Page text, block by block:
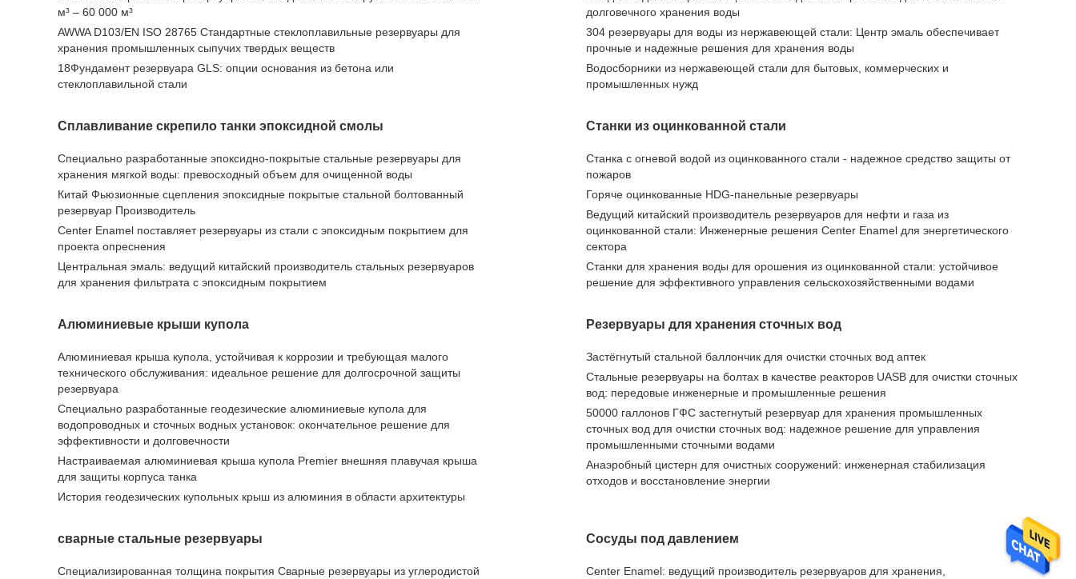
м³ – 60 000 м³
AWWA D103/EN ISO 28765 Стандартные стеклоплавильные резервуары для
хранения промышленных сыпучих твердых веществ
18Фундамент резервуара GLS: опции основания из бетона или
стеклоплавильной стали
долговечного хранения воды
304 резервуары для воды из нержавеющей стали: Центр эмаль обеспечивает
прочные и надежные решения для хранения воды
Водосборники из нержавеющей стали для бытовых, коммерческих и
промышленных нужд
Сплавливание скрепило танки эпоксидной смолы
Специально разработанные эпоксидно-покрытые стальные резервуары для
хранения мягкой воды: превосходный объем для очищенной воды
Китай Фьюзионные сцепления эпоксидные покрытые стальной болтованный
резервуар Производитель
Center Enamel поставляет резервуары из стали с эпоксидным покрытием для
проекта опреснения
Центральная эмаль: ведущий китайский производитель стальных резервуаров
для хранения фильтрата с эпоксидным покрытием
Станки из оцинкованной стали
Станка с огневой водой из оцинкованного стали - надежное средство защиты от
пожаров
Горяче оцинкованные HDG-панельные резервуары
Ведущий китайский производитель резервуаров для нефти и газа из
оцинкованной стали: Инженерные решения Center Enamel для энергетического
сектора
Станки для хранения воды для орошения из оцинкованной стали: устойчивое
решение для эффективного управления сельскохозяйственными водами
Алюминиевые крыши купола
Алюминиевая крыша купола, устойчивая к коррозии и требующая малого
технического обслуживания: идеальное решение для долгосрочной защиты
резервуара
Специально разработанные геодезические алюминиевые купола для
водопроводных и сточных водных установок: окончательное решение для
эффективности и долговечности
Настраиваемая алюминиевая крыша купола Premier внешняя плавучая крыша
для защиты корпуса танка
История геодезических купольных крыш из алюминия в области архитектуры
Резервуары для хранения сточных вод
Застёгнутый стальной баллончик для очистки сточных вод аптек
Стальные резервуары на болтах в качестве реакторов UASB для очистки сточных
вод: передовые инженерные и промышленные решения
50000 галлонов ГФС застегнутый резервуар для хранения промышленных
сточных вод для очистки сточных вод: надежное решение для управления
промышленными сточными водами
Анаэробный цистерн для очистных сооружений: инженерная стабилизация
отходов и восстановление энергии
сварные стальные резервуары
Специализированная толщина покрытия Сварные резервуары из углеродистой
Сосуды под давлением
Center Enamel: ведущий производитель резервуаров для хранения,